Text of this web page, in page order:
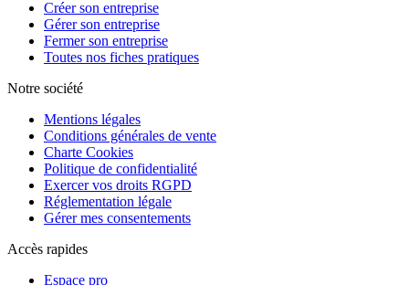
Créer son entreprise
Gérer son entreprise
Fermer son entreprise
Toutes nos fiches pratiques
Notre société
Mentions légales
Conditions générales de vente
Charte Cookies
Politique de confidentialité
Exercer vos droits RGPD
Réglementation légale
Gérer mes consentements
Accès rapides
Espace pro